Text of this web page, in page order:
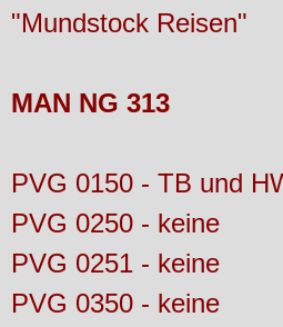
"Mundstock Reisen"
MAN NG 313
PVG 0150 - TB und
PVG 0250 - keine
PVG 0251 - keine
PVG 0350 - keine